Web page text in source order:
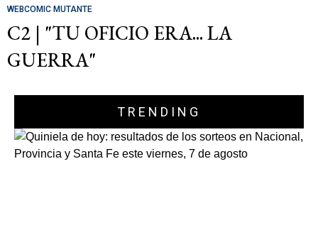
WEBCOMIC MUTANTE
C2 | "TU OFICIO ERA... LA
GUERRA"
TRENDING